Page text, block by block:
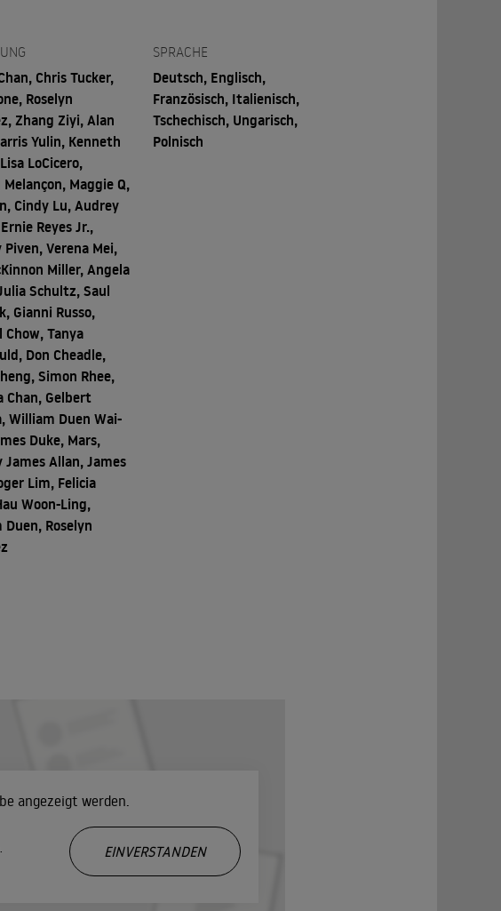
Chris Tucker,
Roselyn
Zhang Ziyi, Alan
Yulin, Kenneth
LoCicero,
Maggie Q,
Cindy Lu, Audrey
Reyes Jr.,
Verena Mei,
Miller, Angela
Schultz, Saul
Gianni Russo,
Chow, Tanya
Don Cheadle,
Simon Rhee,
Chan, Gelbert
William Duen Wai-
Duke, Mars,
James Allan, James
Lim, Felicia
Woon-Ling,
Roselyn
SPRACHE
Deutsch, Englisch,
Französisch, Italienisch,
Tschechisch, Ungarisch,
Polnisch
angezeigt werden.
EINVERSTANDEN